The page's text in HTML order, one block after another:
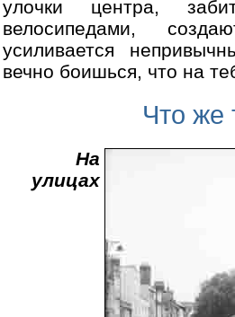
улочки центра,
велосипедами,
усиливается
вечно боишься, что на
Что же
На
улицах